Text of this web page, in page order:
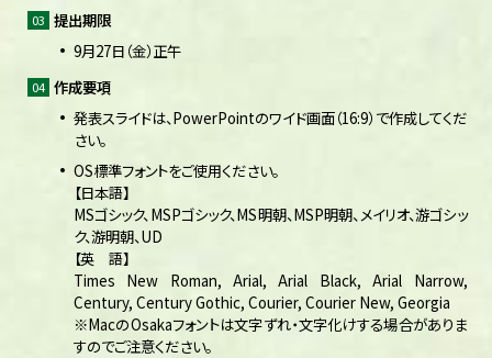
提出期限
9月27日（金）正午
作成要項
発表スライドは、PowerPointのワイド画面（16:9）で作成してくだ
さい。
OS標準フォントをご使用ください。
【日本語】
MSゴシック、MSPゴシック、MS明朝、MSP明朝、メイリオ、游ゴシッ
ク、游明朝、UD
【英 語】
Times New Roman, Arial, Arial Black, Arial Narrow,
Century, Century Gothic, Courier, Courier New, Georgia
※MacのOsakaフォントは文字ずれ・文字化けする場合がありま
すのでご注意ください。